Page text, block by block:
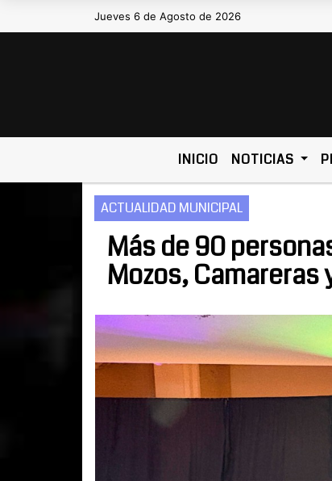
Jueves 6 de Agosto de 2026Hoy es Jueves 6 de Agosto de
INICIO NOTICIAS
ACTUALIDAD MUNICIPAL
Más de 90
Mozos, Camareras